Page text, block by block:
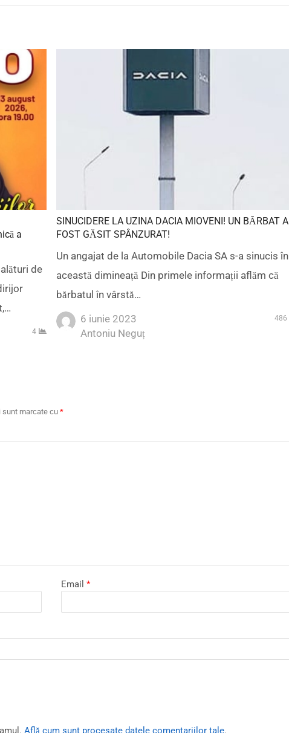
a
de
4
SINUCIDERE LA UZINA DACIA MIOVENI! UN BĂRBAT A
FOST GĂSIT SPÂNZURAT!
Un angajat de la Automobile Dacia SA s-a sinucis în
această dimineață Din primele informații aflăm că
bărbatul în vârstă…
6 iunie 2023
Author
Antoniu Neguț
486
sunt marcate cu *
Email*
Află cum sunt procesate datele comentariilor tale.